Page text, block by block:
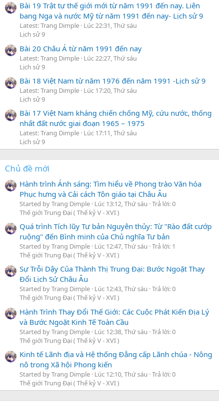
Bài 19 Trật tự thế giới mới từ năm 1991 đến nay. Liên
bang Nga và nước Mỹ từ năm 1991 đến nay- Lịch sử 9
Latest: Trang Dimple Lúc 22:31, Thứ sáu
Lịch sử 9
Bài 20 Châu Á từ năm 1991 đến nay
Latest: Trang Dimple Lúc 22:27, Thứ sáu
Lịch sử 9
Bài 18 Việt Nam từ năm 1976 đến năm 1991 -Lịch sử 9
Latest: Trang Dimple Lúc 17:20, Thứ sáu
Lịch sử 9
Bài 17 Việt Nam kháng chiến chống Mỹ, cứu nước, thống
nhất đất nước giai đoạn 1965 – 1975
Latest: Trang Dimple Lúc 17:11, Thứ sáu
Lịch sử 9
Chủ đề mới
Hành trình Ánh sáng: Tìm hiểu về Phong trào Văn hóa
Phục hưng và Cải cách Tôn giáo tại Châu Âu
Started by Trang Dimple Lúc 13:12, Thứ sáu Trả lời: 0
Thế giới Trung Đại ( Thế kỷ V - XVI )
Quá trình Tích lũy Tư bản Nguyên thủy: Từ "Rào đất cướp
ruộng" đến Bình minh của Chủ nghĩa Tư bản
Started by Trang Dimple Lúc 12:47, Thứ sáu Trả lời: 1
Thế giới Trung Đại ( Thế kỷ V - XVI )
Sự Trỗi Dậy Của Thành Thị Trung Đại: Bước Ngoặt Thay
Đổi Lịch Sử Châu Âu
Started by Trang Dimple Lúc 12:43, Thứ sáu Trả lời: 0
Thế giới Trung Đại ( Thế kỷ V - XVI )
Hành Trình Thay Đổi Thế Giới: Các Cuộc Phát Kiến Địa Lý
và Bước Ngoặt Kinh Tế Toàn Cầu
Started by Trang Dimple Lúc 12:38, Thứ sáu Trả lời: 0
Thế giới Trung Đại ( Thế kỷ V - XVI )
Kinh tế Lãnh địa và Hệ thống Đẳng cấp Lãnh chúa - Nông
nô trong Xã hội Phong kiến
Started by Trang Dimple Lúc 12:10, Thứ sáu Trả lời: 0
Thế giới Trung Đại ( Thế kỷ V - XVI )